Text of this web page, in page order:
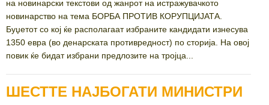
на новинарски текстови од жанрот на истражувачкото
новинарство на тема БОРБА ПРОТИВ КОРУПЦИЈАТА.
Буџетот со кој ќе располагаат избраните кандидати изнесува
1350 евра (во денарската противредност) по сторија. На овој
повик ќе бидат избрани предлозите на тројца...
ШЕСТТЕ НАЈБОГАТИ МИНИСТРИ